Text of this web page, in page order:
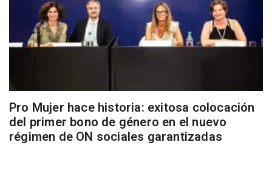
Pro Mujer hace historia: exitosa colocación
del primer bono de género en el nuevo
régimen de ON sociales garantizadas